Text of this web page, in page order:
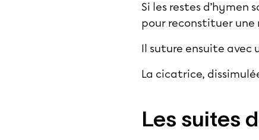
Si les restes
pour reconstituer une
Il suture ensuite avec
La cicatrice,
Les suites